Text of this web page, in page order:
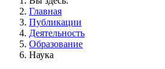
Главная
Публикации
Деятельность
Образование
Наука